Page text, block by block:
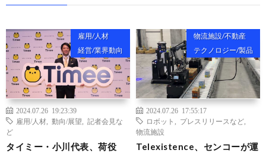
雇用/人材
経営/業界動向
2024.07.26 19:23:39
雇用/人材
動向/展望
記者会見な
ど
タイミー・小川代表、荷役
物流施設/不動産
テクノロジー/製品
2024.07.26 17:55:17
ロボット
プレスリリースなど
物流施設
Telexistence、センコーが運